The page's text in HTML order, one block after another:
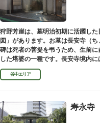
狩野芳崖は、墓明治初期に活躍し
図」があります。お墓は長安寺（
碑は死者の菩提を弔うため、生前
した塔婆の一種です。長安寺境内
「長安寺板碑」として台東区の有形
谷中エリア
寿永寺